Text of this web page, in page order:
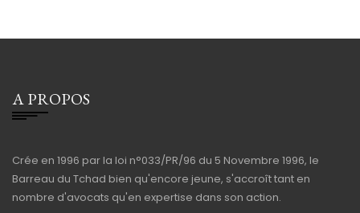
A PROPOS
Crée en 1996 par la loi n°033/PR/96 du 5 Novembre 1996, le
Barreau du Tchad bien qu'encore jeune, s'accroît tant en
nombre d'avocats qu'en expertise dans son action.